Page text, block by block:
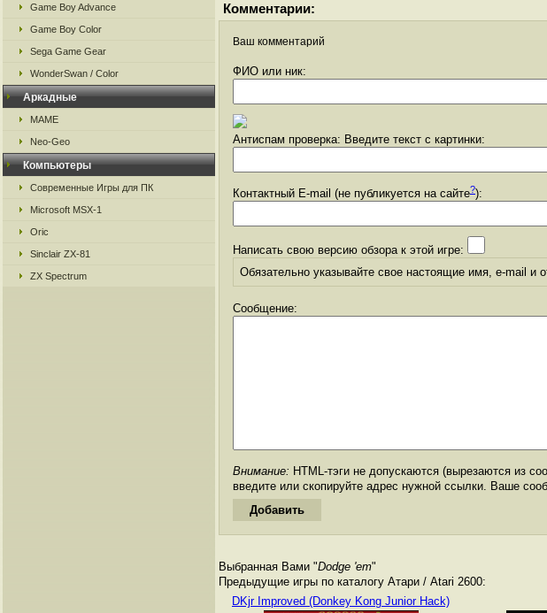
Game Boy Advance
Game Boy Color
Sega Game Gear
WonderSwan / Color
Аркадные
MAME
Neo-Geo
Компьютеры
Современные Игры для ПК
Microsoft MSX-1
Oric
Sinclair ZX-81
ZX Spectrum
Комментарии:
Ваш комментарий
ФИО или ник:
Антиспам проверка: Введите текст с картинки:
Контактный E-mail (не публикуется на сайте?):
Написать свою версию обзора к этой игре:
Обязательно указывайте свое настоящие имя, e-mail и
Сообщение:
Внимание: HTML-тэги не допускаются (вырезаются из
введите или скопируйте адрес нужной ссылки. Ваше
Выбранная Вами "Dodge 'em"
Предыдущие игры по каталогу Атари / Atari 2600:
DKjr Improved (Donkey Kong Junior Hack)